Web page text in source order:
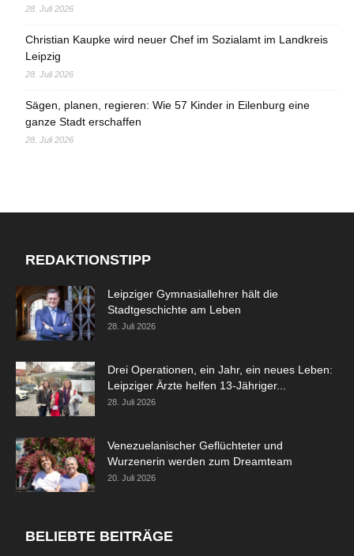
28. Juli 2026
Christian Kaupke wird neuer Chef im Sozialamt im Landkreis
Leipzig
28. Juli 2026
Sägen, planen, regieren: Wie 57 Kinder in Eilenburg eine
ganze Stadt erschaffen
28. Juli 2026
REDAKTIONSTIPP
Leipziger Gymnasiallehrer hält die
Stadtgeschichte am Leben
28. Juli 2026
Drei Operationen, ein Jahr, ein neues Leben:
Leipziger Ärzte helfen 13-Jähriger...
28. Juli 2026
Venezuelanischer Geflüchteter und
Wurzenerin werden zum Dreamteam
20. Juli 2026
BELIEBTE BEITRÄGE